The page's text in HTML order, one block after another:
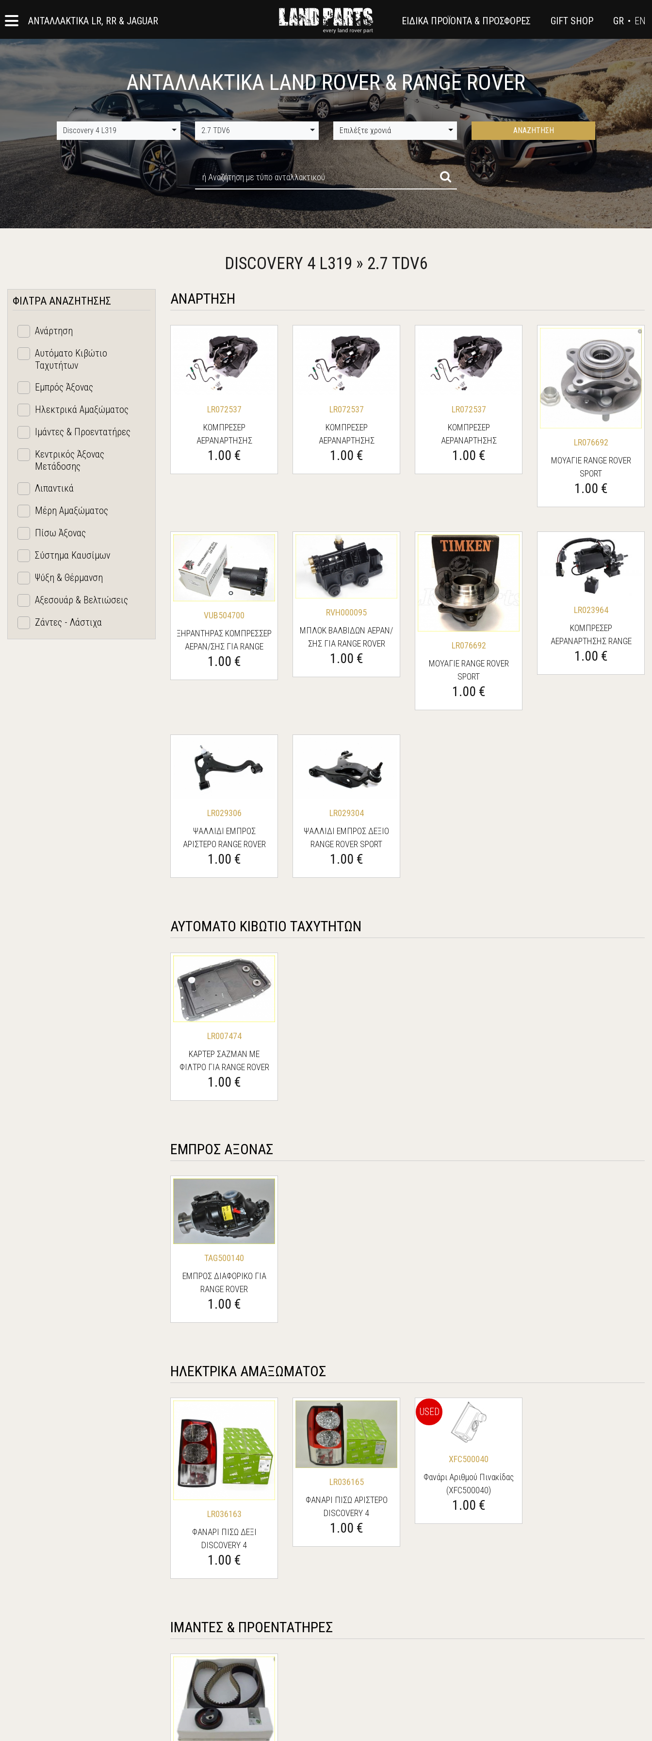
ΑΝΤΑΛΛΑΚΤΙΚΑ LR, RR & JAGUAR ΕΙΔΙΚΑ ΠΡΟΪΟΝΤΑ & ΠΡΟΣΦΟΡΕΣ GIFT SHOP GR • EN
ΑΝΤΑΛΛΑΚΤΙΚΑ LAND ROVER & RANGE ROVER
Discovery 4 L319 2.7 TDV6 Επιλέξτε χρονιά ΑΝΑΖΗΤΗΣΗ
ή Αναζήτηση με τύπο ανταλλακτικού
DISCOVERY 4 L319 » 2.7 TDV6
ΦΙΛΤΡΑ ΑΝΑΖΗΤΗΣΗΣ
Ανάρτηση
Αυτόματο Κιβώτιο
Ταχυτήτων
Εμπρός Άξονας
Ηλεκτρικά Αμαξώματος
Ιμάντες & Προεντατήρες
Κεντρικός Άξονας
Μετάδοσης
Λιπαντικά
Μέρη Αμαξώματος
Πίσω Άξονας
Σύστημα Καυσίμων
Ψύξη & Θέρμανση
Αξεσουάρ & Βελτιώσεις
Ζάντες - Λάστιχα
ΑΝΑΡΤΗΣΗ
LR072537
ΚΟΜΠΡΕΣΕΡ
ΑΕΡΑΝΑΡΤΗΣΗΣ
1.00 €
LR072537
ΚΟΜΠΡΕΣΕΡ
ΑΕΡΑΝΑΡΤΗΣΗΣ
1.00 €
LR072537
ΚΟΜΠΡΕΣΕΡ
ΑΕΡΑΝΑΡΤΗΣΗΣ
1.00 €
LR076692
ΜΟΥΑΓΙΕ RANGE ROVER
SPORT
1.00 €
VUB504700
ΞΗΡΑΝΤΗΡΑΣ ΚΟΜΠΡΕΣΣΕΡ
ΑΕΡΑΝ/ΣΗΣ ΓΙΑ RANGE
ROVER/DISCOVERY 3
1.00 €
RVH000095
ΜΠΛΟΚ ΒΑΛΒΙΔΩΝ ΑΕΡΑΝ/
ΣΗΣ ΓΙΑ RANGE ROVER
SPORT/DISCOVERY 3
1.00 €
LR076692
ΜΟΥΑΓΙΕ RANGE ROVER
SPORT
1.00 €
LR023964
ΚΟΜΠΡΕΣΕΡ
ΑΕΡΑΝΑΡΤΗΣΗΣ RANGE
ROVER SPORT/DISCOVERY 3
1.00 €
LR029306
ΨΑΛΛΙΔΙ ΕΜΠΡΟΣ
ΑΡΙΣΤΕΡΟ RANGE ROVER
SPORT
1.00 €
LR029304
ΨΑΛΛΙΔΙ ΕΜΠΡΟΣ ΔΕΞΙΟ
RANGE ROVER SPORT
1.00 €
ΑΥΤΟΜΑΤΟ ΚΙΒΩΤΙΟ ΤΑΧΥΤΗΤΩΝ
LR007474
ΚΑΡΤΕΡ ΣΑΖΜΑΝ ΜΕ
ΦΙΛΤΡΟ ΓΙΑ RANGE ROVER
SPORT/DISCOVERY 3
1.00 €
ΕΜΠΡΟΣ ΑΞΟΝΑΣ
TAG500140
ΕΜΠΡΟΣ ΔΙΑΦΟΡΙΚΟ ΓΙΑ
RANGE ROVER
SPORT/DISCOVERY 3
1.00 €
ΗΛΕΚΤΡΙΚΑ ΑΜΑΞΩΜΑΤΟΣ
LR036163
ΦΑΝΑΡΙ ΠΙΣΩ ΔΕΞΙ
DISCOVERY 4
1.00 €
LR036165
ΦΑΝΑΡΙ ΠΙΣΩ ΑΡΙΣΤΕΡΟ
DISCOVERY 4
1.00 €
USED
XFC500040
Φανάρι Αριθμού Πινακίδας
(XFC500040)
1.00 €
ΙΜΑΝΤΕΣ & ΠΡΟΕΝΤΑΤΗΡΕΣ